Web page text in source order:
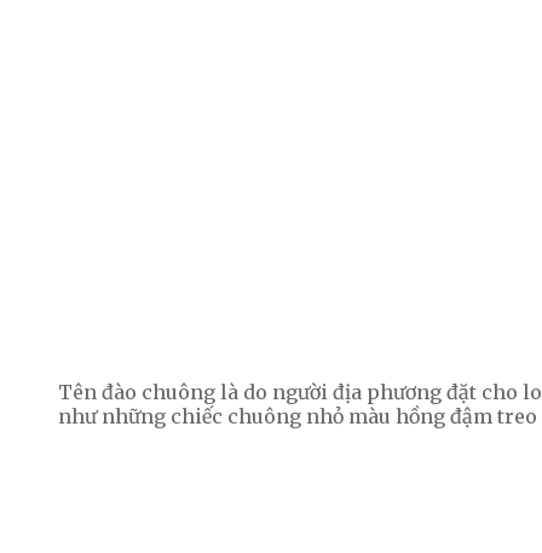
Tên đào chuông là do người địa phương đặt cho
như những chiếc chuông nhỏ màu hồng đậm